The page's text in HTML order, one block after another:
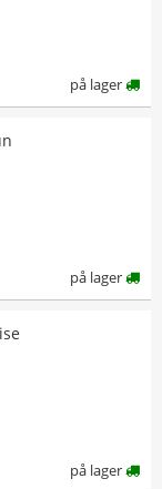
på lager
på lager
på lager